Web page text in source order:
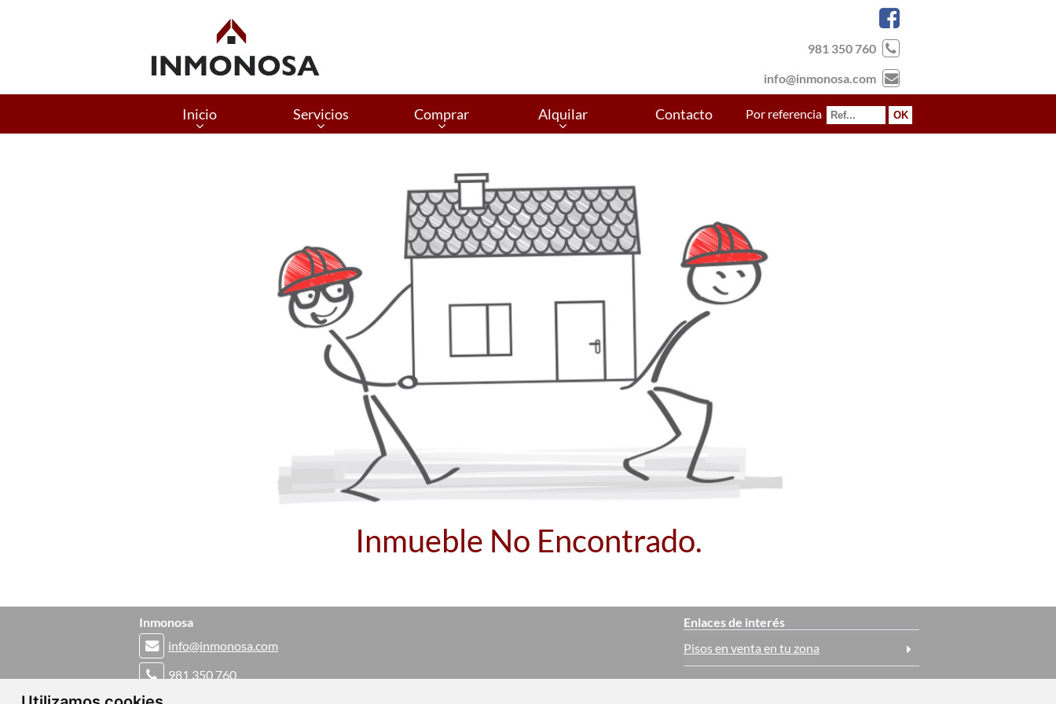
981 350 760
info@inmonosa.com
Inicio Servicios Comprar Alquilar Contacto Por referencia
Inmueble No Encontrado.
Inmonosa
info@inmonosa.com
981 350 760
Enlaces de interés
Pisos en venta en tu zona
Casas en venta